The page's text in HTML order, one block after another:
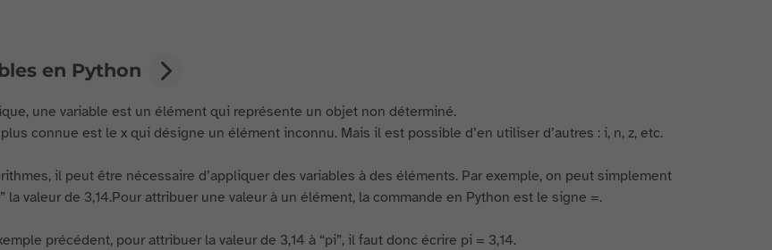
en Python
une variable est un élément qui représente un objet non déterminé.
connue est le x qui désigne un élément inconnu. Mais il est possible d’en utiliser d’autres : i, n, z, etc.
il peut être nécessaire d’appliquer des variables à des éléments. Par exemple, on peut simplement
la valeur de 3,14.Pour attribuer une valeur à un élément, la commande en Python est le signe =.
précédent, pour attribuer la valeur de 3,14 à “pi”, il faut donc écrire pi = 3,14.